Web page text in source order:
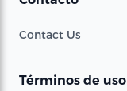
Contact Us
Términos de uso